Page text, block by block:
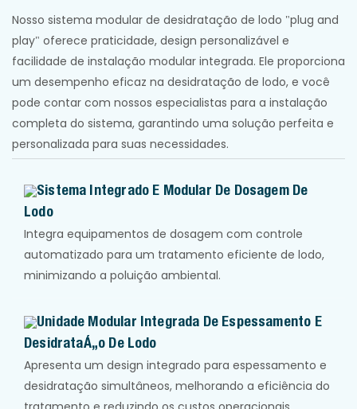
Nosso sistema modular de desidratação de lodo "plug and
play" oferece praticidade, design personalizável e
facilidade de instalação modular integrada. Ele proporciona
um desempenho eficaz na desidratação de lodo, e você
pode contar com nossos especialistas para a instalação
completa do sistema, garantindo uma solução perfeita e
personalizada para suas necessidades.
Sistema Integrado E Modular De Dosagem De
Lodo
Integra equipamentos de dosagem com controle
automatizado para um tratamento eficiente de lodo,
minimizando a poluição ambiental.
Unidade Modular Integrada De Espessamento E
Desidratação De Lodo
Apresenta um design integrado para espessamento e
desidratação simultâneos, melhorando a eficiência do